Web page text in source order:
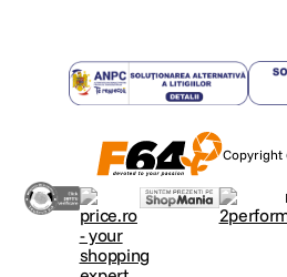
Copyright